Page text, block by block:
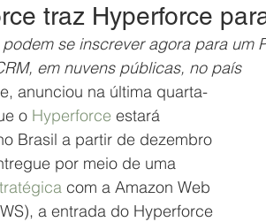
traz Hyperforce
se inscrever agora para um
em nuvens públicas, no país
anunciou na última quarta-
o Hyperforce estará
Brasil a partir de dezembro
por meio de uma
com a Amazon Web
a entrada do Hyperforce